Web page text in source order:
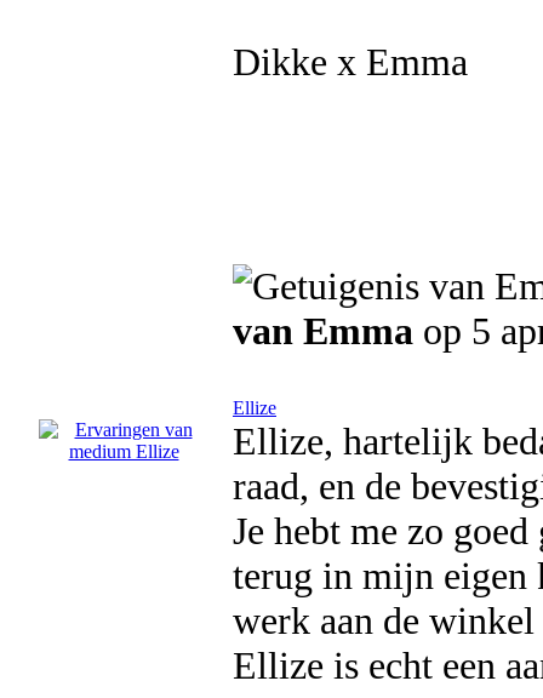
Dikke x Emma
van Emma op 5
Ellize
Ellize, hartelijk
raad, en de
Je hebt me zo
terug in mijn eigen
werk aan de
Ellize is echt een